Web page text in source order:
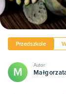
Przedszkole
M
Autor: